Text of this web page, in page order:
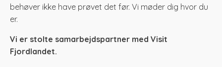
behøver ikke have prøvet det før. Vi møder dig hvor du
er.
Vi er stolte samarbejdspartner med Visit
Fjordlandet.